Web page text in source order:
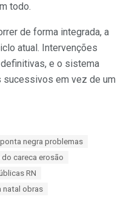
todo.
de forma integrada, a
atual. Intervenções
e o sistema
sucessivos em vez de um
negra problemas
careca erosão
RN
natal obras